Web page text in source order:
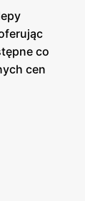
co
cen